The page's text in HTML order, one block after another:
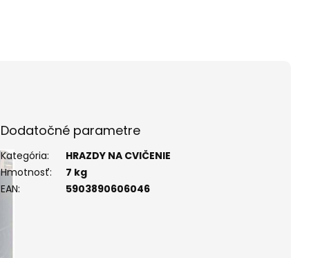
Dodatočné parametre
Kategória:
HRAZDY NA CVIČENIE
Hmotnosť:
7 kg
EAN: 5903890606046